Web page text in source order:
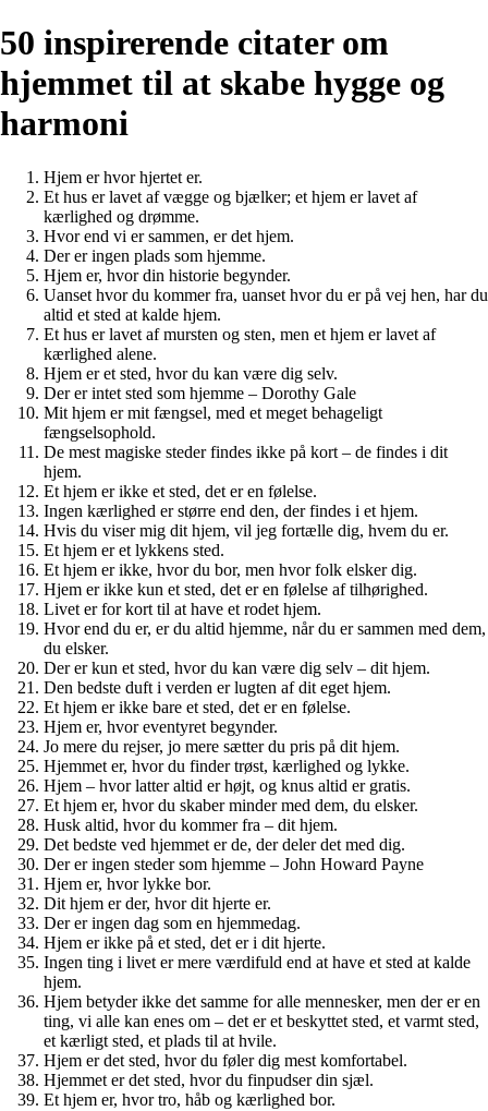
50 inspirerende citater om
hjemmet til at skabe hygge og
harmoni
Hjem er hvor hjertet er.
Et hus er lavet af vægge og bjælker; et hjem er lavet af
kærlighed og drømme.
Hvor end vi er sammen, er det hjem.
Der er ingen plads som hjemme.
Hjem er, hvor din historie begynder.
Uanset hvor du kommer fra, uanset hvor du er på vej hen, har du
altid et sted at kalde hjem.
Et hus er lavet af mursten og sten, men et hjem er lavet af
kærlighed alene.
Hjem er et sted, hvor du kan være dig selv.
Der er intet sted som hjemme – Dorothy Gale
Mit hjem er mit fængsel, med et meget behageligt
fængselsophold.
De mest magiske steder findes ikke på kort – de findes i dit
hjem.
Et hjem er ikke et sted, det er en følelse.
Ingen kærlighed er større end den, der findes i et hjem.
Hvis du viser mig dit hjem, vil jeg fortælle dig, hvem du er.
Et hjem er et lykkens sted.
Et hjem er ikke, hvor du bor, men hvor folk elsker dig.
Hjem er ikke kun et sted, det er en følelse af tilhørighed.
Livet er for kort til at have et rodet hjem.
Hvor end du er, er du altid hjemme, når du er sammen med dem,
du elsker.
Der er kun et sted, hvor du kan være dig selv – dit hjem.
Den bedste duft i verden er lugten af dit eget hjem.
Et hjem er ikke bare et sted, det er en følelse.
Hjem er, hvor eventyret begynder.
Jo mere du rejser, jo mere sætter du pris på dit hjem.
Hjemmet er, hvor du finder trøst, kærlighed og lykke.
Hjem – hvor latter altid er højt, og knus altid er gratis.
Et hjem er, hvor du skaber minder med dem, du elsker.
Husk altid, hvor du kommer fra – dit hjem.
Det bedste ved hjemmet er de, der deler det med dig.
Der er ingen steder som hjemme – John Howard Payne
Hjem er, hvor lykke bor.
Dit hjem er der, hvor dit hjerte er.
Der er ingen dag som en hjemmedag.
Hjem er ikke på et sted, det er i dit hjerte.
Ingen ting i livet er mere værdifuld end at have et sted at kalde
hjem.
Hjem betyder ikke det samme for alle mennesker, men der er en
ting, vi alle kan enes om – det er et beskyttet sted, et varmt sted,
et kærligt sted, et plads til at hvile.
Hjem er det sted, hvor du føler dig mest komfortabel.
Hjemmet er det sted, hvor du finpudser din sjæl.
Et hjem er, hvor tro, håb og kærlighed bor.